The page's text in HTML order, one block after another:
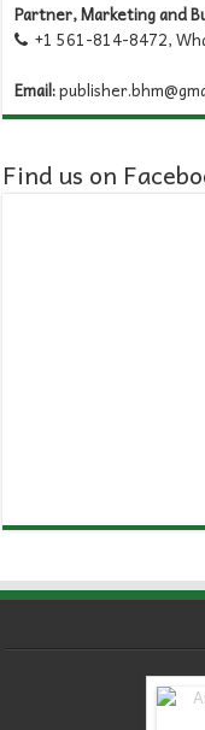
Partner, Marketing and
 +1 561-814-8472,
Email:
Find us on